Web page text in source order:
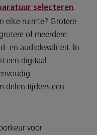
selecteren.
elke ruimte? Grotere
of meerdere
en audiokwaliteit. In
een digitaal
delen tijdens een
voor